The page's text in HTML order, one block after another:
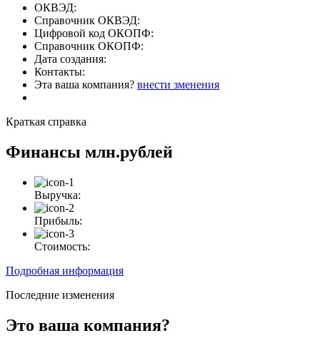
ОКВЭД:
Справочник ОКВЭД:
Цифровой код ОКОПФ:
Справочник ОКОПФ:
Дата создания:
Контакты:
Эта ваша компания? внести зменения
Краткая справка
Финансы млн.рублей
Выручка:
Прибыль:
Стоимость:
Подробная информация
Последние изменения
Это ваша компания?